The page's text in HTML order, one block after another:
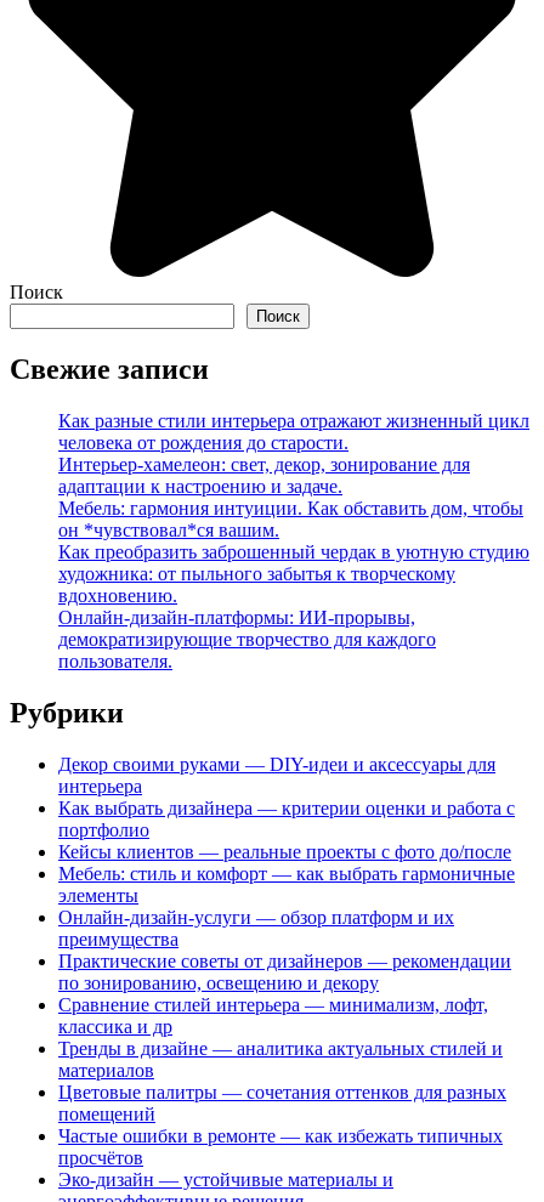
Поиск
Поиск
Свежие записи
Как разные стили интерьера отражают жизненный цикл
человека от рождения до старости.
Интерьер-хамелеон: свет, декор, зонирование для
адаптации к настроению и задаче.
Мебель: гармония интуиции. Как обставить дом, чтобы
он *чувствовал*ся вашим.
Как преобразить заброшенный чердак в уютную студию
художника: от пыльного забытья к творческому
вдохновению.
Онлайн-дизайн-платформы: ИИ-прорывы,
демократизирующие творчество для каждого
пользователя.
Рубрики
Декор своими руками — DIY-идеи и аксессуары для
интерьера
Как выбрать дизайнера — критерии оценки и работа с
портфолио
Кейсы клиентов — реальные проекты с фото до/после
Мебель: стиль и комфорт — как выбрать гармоничные
элементы
Онлайн-дизайн-услуги — обзор платформ и их
преимущества
Практические советы от дизайнеров — рекомендации
по зонированию, освещению и декору
Сравнение стилей интерьера — минимализм, лофт,
классика и др
Тренды в дизайне — аналитика актуальных стилей и
материалов
Цветовые палитры — сочетания оттенков для разных
помещений
Частые ошибки в ремонте — как избежать типичных
просчётов
Эко-дизайн — устойчивые материалы и